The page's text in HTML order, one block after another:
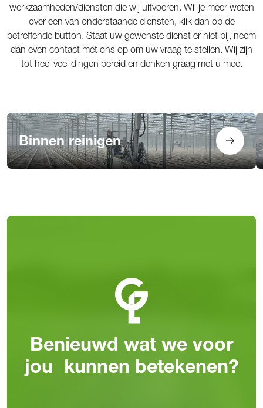
werkzaamheden/diensten die wij uitvoeren. Wil je meer weten
over een van onderstaande diensten, klik dan op de
betreffende button. Staat uw gewenste dienst er niet bij, neem
dan even contact met ons op om uw vraag te stellen. Wij zijn
tot heel veel dingen bereid en denken graag met u mee.
Binnen reinigen
Benieuwd wat we voor
jou kunnen betekenen?